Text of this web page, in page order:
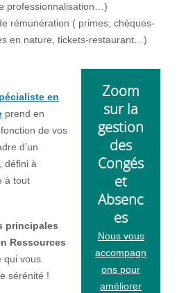
professionnalisation…)
rémunération ( primes, chèques-
en nature, tickets-restaurant…)
Zoom
sur la
gestion
des
Congés
et
Absenc
es
Nous vous
accompagn
ons pour
améliorer
en
prend en
de vos
d’un
défini à
à tout
principales
Ressources
qui vous
sérénité !